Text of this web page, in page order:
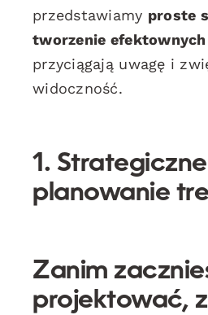
przedstawiamy proste
tworzenie
przyciągają uwagę i
widoczność.
1. Strategiczne
planowanie
Zanim
projektować,